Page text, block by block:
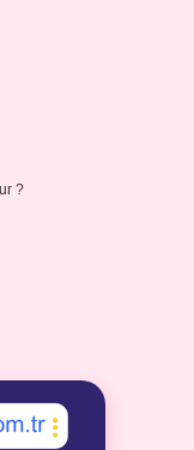
?